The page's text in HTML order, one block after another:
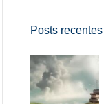
Posts recentes